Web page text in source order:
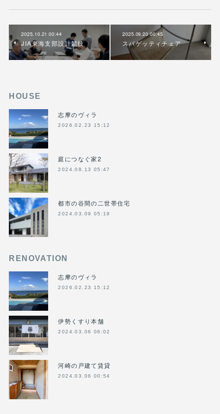
2025.10.21 00:44
JIA東海支部設計競技
2025.09.20 00:45
スパゲッティチェア
HOUSE
志摩のヴィラ
2026.02.23 15:12
庭につなぐ家2
2024.08.13 05:47
都市の谷間の二世帯住宅
2024.03.09 05:19
RENOVATION
志摩のヴィラ
2026.02.23 15:12
伊勢くすり本舗
2024.03.06 06:02
河崎の戸建て賃貸
2024.03.06 00:54